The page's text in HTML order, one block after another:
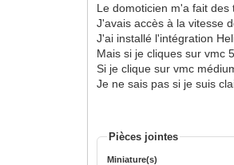
Le domoticien m'a fait des
J'avais accès à la vitesse
J'ai installé l'intégration
Mais si je cliques sur vmc
Si je clique sur vmc
Je ne sais pas si je suis
Pièces jointes
Miniature(s)